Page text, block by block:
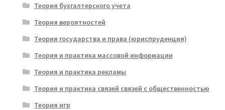
Теория бухгалтерского учета
Теория вероятностей
Теория государства и права (юриспруденция)
Теория и практика массовой информации
Теория и практика рекламы
Теория и практика связей связей с общественностью
Теория игр